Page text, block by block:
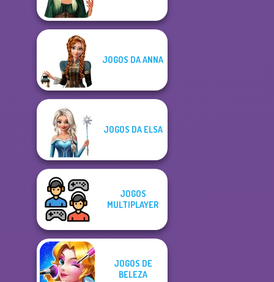
JOGOS DA ANNA
JOGOS DA ELSA
JOGOS
MULTIPLAYER
JOGOS DE
BELEZA